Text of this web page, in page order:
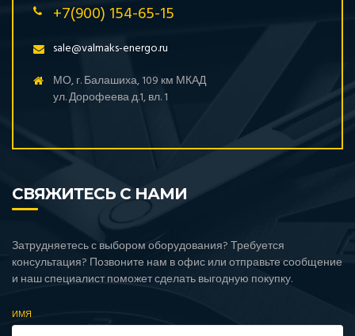
+7(900) 154-65-15
sale@valmaks-energo.ru
МО, г. Балашиха, 109 км МКАД
ул. Дорофеева д.1, вл. 1
СВЯЖИТЕСЬ С НАМИ
Затрудняетесь с выбором оборудования? Требуется
консультация? Позвоните нам в офис или отправьте сообщение
и наш специалист поможет сделать выгодную покупку.
ИМЯ